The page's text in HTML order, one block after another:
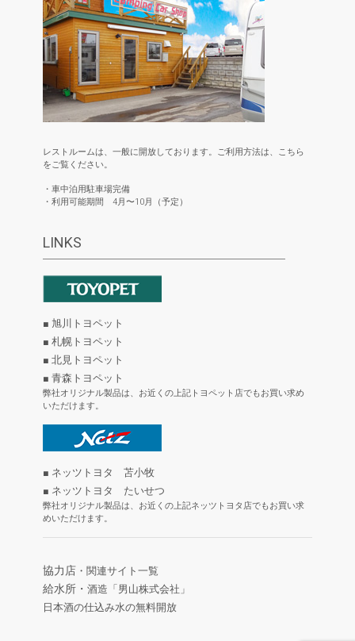
レストルームは、一般に開放しております。ご利用方法は、こちら
をご覧ください。
・車中泊用駐車場完備
・利用可能期間 4月〜10月（予定）
LINKS
■ 旭川トヨペット
■ 札幌トヨペット
■ 北見トヨペット
■ 青森トヨペット
弊社オリジナル製品は、お近くの上記トヨペット店でもお買い求め
いただけます。
■ ネッツトヨタ 苫小牧
■ ネッツトヨタ たいせつ
弊社オリジナル製品は、お近くの上記ネッツトヨタ店でもお買い求
めいただけます。
協力店 ・関連サイト一覧
給水所・ 酒造「男山株式会社」
日本酒の仕込み水の無料開放